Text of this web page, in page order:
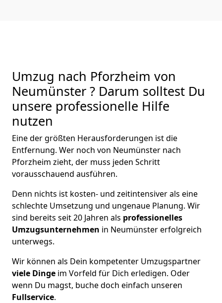
Umzug nach Pforzheim von
Neumünster ? Darum solltest Du
unsere professionelle Hilfe
nutzen
Eine der größten Herausforderungen ist die
Entfernung. Wer noch von Neumünster nach
Pforzheim zieht, der muss jeden Schritt
vorausschauend ausführen.
Denn nichts ist kosten- und zeitintensiver als eine
schlechte Umsetzung und ungenaue Planung. Wir
sind bereits seit 20 Jahren als professionelles
Umzugsunternehmen in Neumünster erfolgreich
unterwegs.
Wir können als Dein kompetenter Umzugspartner
viele Dinge im Vorfeld für Dich erledigen. Oder
wenn Du magst, buche doch einfach unseren
Fullservice.